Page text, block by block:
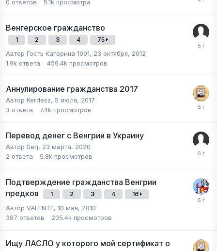
0 ответов 5.1k просмотра
Венгерское гражданство
1 2 3 4 75
Автор Гость Катерина 1991, 23 октября, 2012
1.9k ответа 459.4k просмотров
Аннулирование гражданства 2017
Автор Kerdesz, 5 июля, 2017
3 ответа 7.4k просмотров
Перевод денег с Венгрии в Украину
Автор Serj, 23 марта, 2020
2 ответа 5.8k просмотров
Подтверждение гражданства Венгрии
предков
1 2 3 4 16
Автор VALENTE, 10 мая, 2010
387 ответов 205.4k просмотров
Ищу ЛАСЛО у которого мой сертификат о